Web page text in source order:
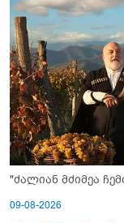
"ძალიან მძიმეა
09-08-2026